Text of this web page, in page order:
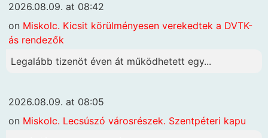
2026.08.09. at 08:42
on Miskolc. Kicsit körülményesen verekedtek a DVTK-
ás rendezők
Legalább tizenöt éven át működhetett egy...
2026.08.09. at 08:05
on Miskolc. Lecsúszó városrészek. Szentpéteri kapu